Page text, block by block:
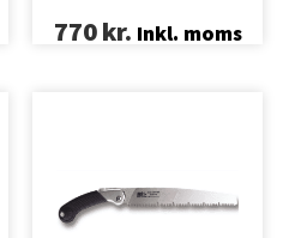
770kr. Inkl. moms